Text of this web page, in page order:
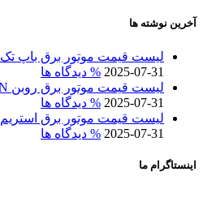
آخرین نوشته ها
لیست قیمت موتور برق باپ تک BAP TECH – ساخت چین
2025-07-31 % دیدگاه ها
لیست قیمت موتور برق روبن ROBEN (طرح روبین) – ساخت چین
2025-07-31 % دیدگاه ها
لیست قیمت موتور برق استریم STREAM – ساخت چین
2025-07-31 % دیدگاه ها
اینستاگرام ما